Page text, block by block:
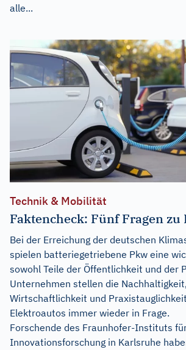
alle...
Technik & Mobilität
Faktencheck: Fünf Fragen zu
Bei der Erreichung der deutschen
spielen batteriegetriebene Pkw eine
sowohl Teile der Öffentlichkeit und der
Unternehmen stellen die Nachhaltigkeit,
Wirtschaftlichkeit und
Elektroautos immer wieder in Frage.
Forschende des Fraunhofer-Instituts
Innovationsforschung in Karlsruhe